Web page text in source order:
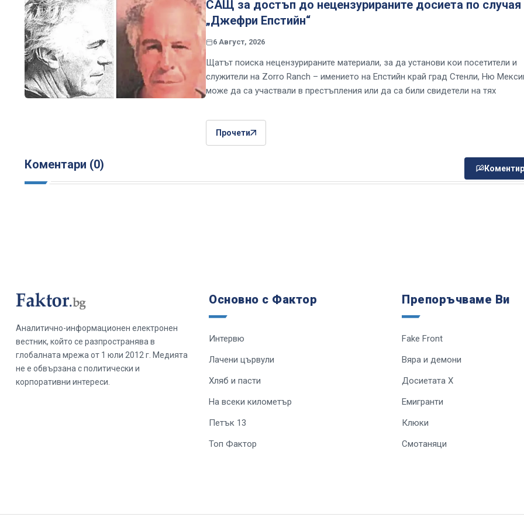
САЩ за достъп до нецензурираните досиета по случая
„Джефри Епстийн“
6 Август, 2026
Щатът поиска нецензурираните материали, за да установи кои посетители и
служители на Zorro Ranch – имението на Епстийн край град Стенли, Ню
може да са участвали в престъпления или да са били свидетели на тях
Прочети
Коментари (0)
Аналитично-информационен електронен
вестник, който се разпространява в
глобалната мрежа от 1 юли 2012 г. Медията
не е обвързана с политически и
корпоративни интереси.
Основно с Фактор
Интервю
Лачени цървули
Хляб и пасти
На всеки километър
Петък 13
Топ Фактор
Препоръчваме Ви
Fake Front
Вяра и демони
Досиетата Х
Емигранти
Клюки
Смотаняци